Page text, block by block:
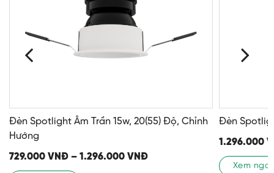
Đèn Spotlight Âm Trần 15w, 20(55) Độ, Chỉnh
Hướng
729.000 VNĐ – 1.296.000 VNĐ
Đèn
1.296.000
Xem